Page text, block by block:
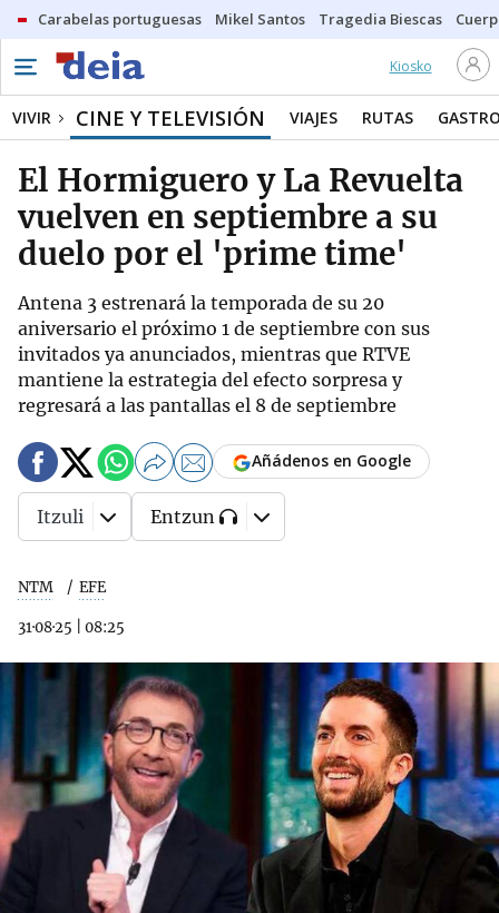
Carabelas portuguesas Mikel Santos Tragedia Biescas
Kiosko
VIVIR CINE Y TELEVISIÓN VIAJES RUTAS
El Hormiguero y La Revuelta
vuelven en septiembre a su
duelo por el 'prime time'
Antena 3 estrenará la temporada de su 20
aniversario el próximo 1 de septiembre con sus
invitados ya anunciados, mientras que RTVE
mantiene la estrategia del efecto sorpresa y
regresará a las pantallas el 8 de septiembre
NTM EFE
31·08·25 08:25
Añádenos en Google
Itzuli Entzun